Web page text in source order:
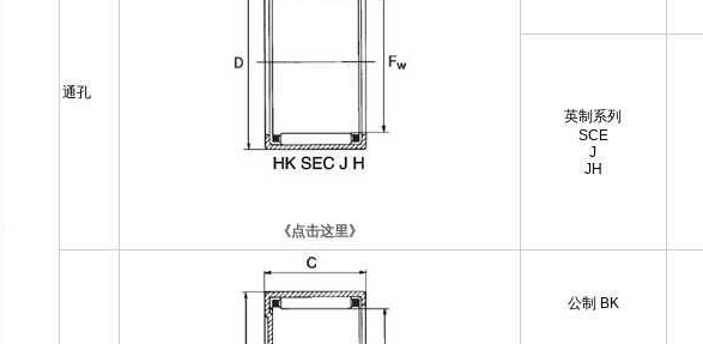
通孔
《点击这里》
英制系列
SCE
J
JH
公制 BK